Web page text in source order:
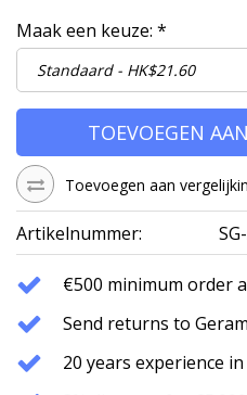
Maak een keuze: *
TOEVOEGEN
Toevoegen aan
Artikelnummer:
€500 minimum order
Send returns to
20 years experience